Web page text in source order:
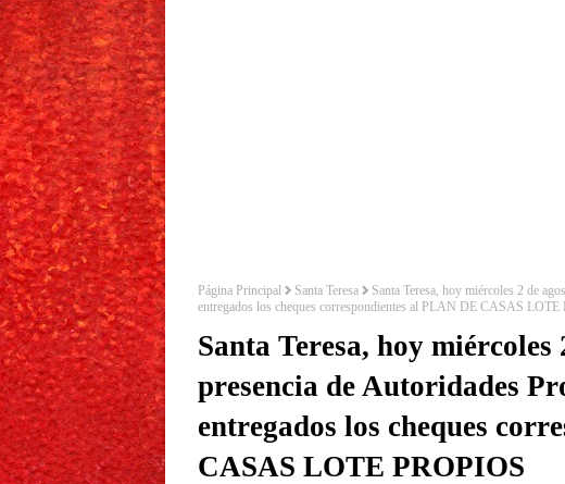
Página Principal Santa Teresa
Santa Teresa, hoy miércoles 2 de
entregados los cheques correspondientes al PLAN DE CASAS LOTE
Santa Teresa, hoy miércoles
presencia de Autoridades
entregados los cheques
CASAS LOTE PROPIOS